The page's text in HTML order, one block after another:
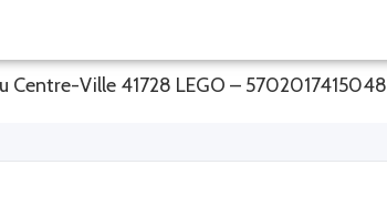
Centre-Ville 41728 LEGO – 5702017415048